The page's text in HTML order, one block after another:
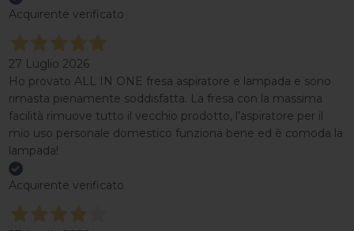
Acquirente verificato
27 Luglio 2026
Ho provato ALL IN ONE fresa aspiratore e lampada e sono
rimasta pienamente soddisfatta. La fresa con la massima
facilità rimuove tutto il vecchio prodotto, l’aspiratore per il
mio uso personale domestico funziona bene ed è comoda la
lampada!
Acquirente verificato